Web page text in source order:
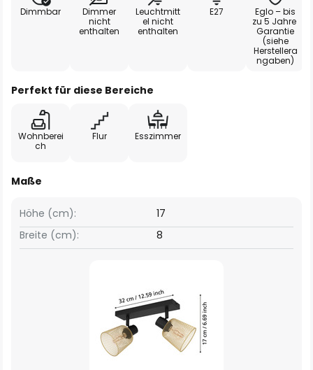
Dimmbar
Dimmer
nicht
enthalten
Leuchtmitt
el nicht
enthalten
E27
Eglo – bis
zu 5 Jahre
Garantie
(siehe
Herstellera
ngaben)
Perfekt für diese Bereiche
Wohnberei
ch
Flur Esszimmer
Maße
Breite (cm): 8
Höhe (cm): 17